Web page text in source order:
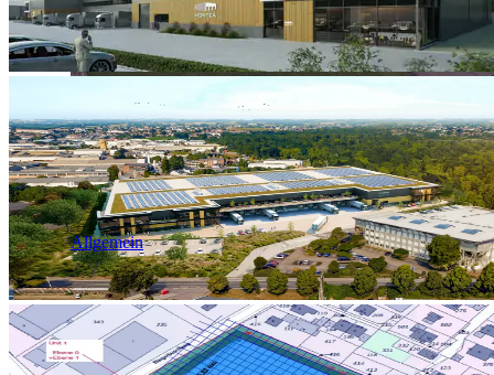
Industrie & Logistik
Allgemein